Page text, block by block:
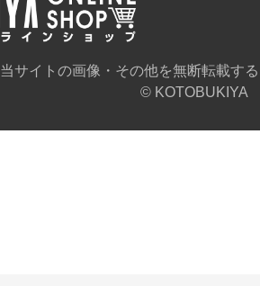
当サイトの画像・その他を無断転載す
© KOTOBUKIYA